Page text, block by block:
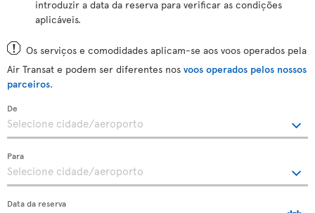
introduzir a data da reserva para verificar as condições
aplicáveis.
Os serviços e comodidades aplicam-se aos voos operados pela
Air Transat e podem ser diferentes nos voos operados pelos nossos
parceiros.
De
Para
Data da reserva